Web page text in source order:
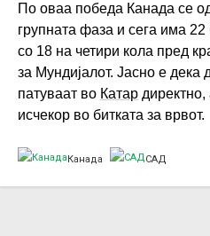
По оваа победа Канада се
групната фаза и сега има
со 18 на четири кола пред
за Мундијалот. Јасно е дека
патуваат во Катар директно,
исчекор во битката за врвот.
Канада САД